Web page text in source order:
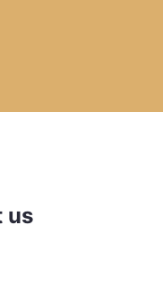
us